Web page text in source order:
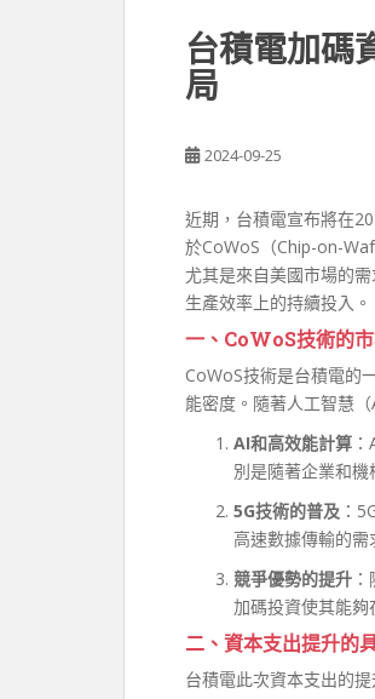
台積電加碼
局
2024-09-25
近期，台積電宣布將在
於CoWoS（Chip-on-
尤其是來自美國市場的
生產效率上的持續投入。
一、CoWoS技術的
CoWoS技術是台積電的
能密度。隨著人工智慧
AI和高效能計算
別是隨著企業和
5G技術的普及 ：
高速數據傳輸的需
競爭優勢的提升
加碼投資使其能夠
二、資本支出提升的
台積電此次資本支出的